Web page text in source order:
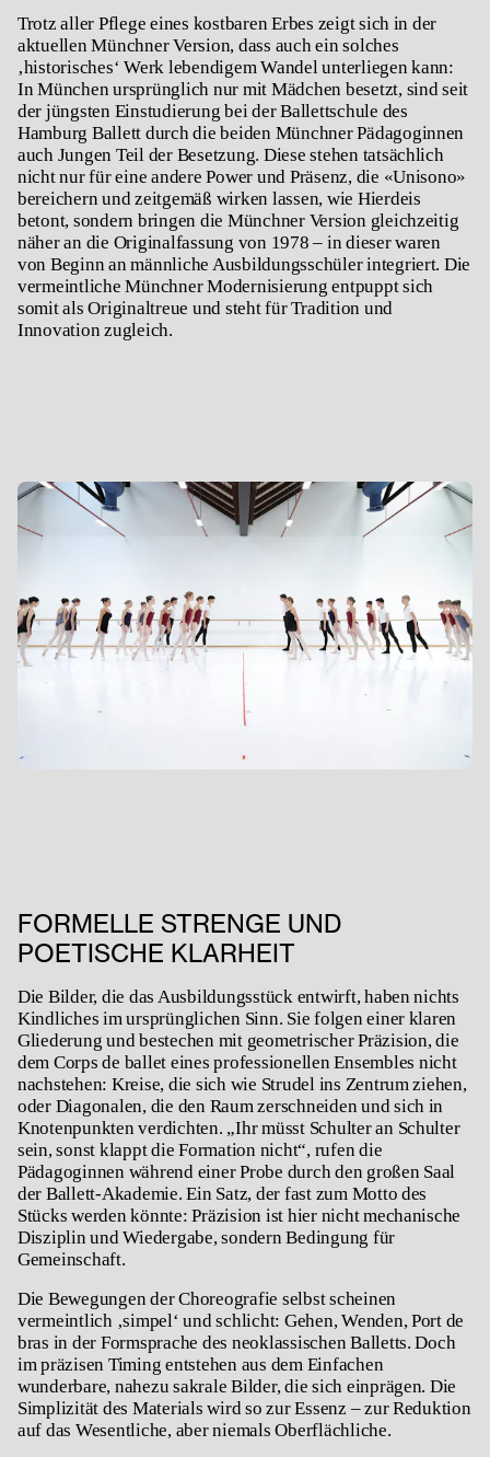
Trotz aller Pflege eines kostbaren Erbes zeigt sich in der
aktuellen Münchner Version, dass auch ein solches
‚historisches‘ Werk lebendigem Wandel unterliegen kann:
In München ursprünglich nur mit Mädchen besetzt, sind seit
der jüngsten Einstudierung bei der Ballettschule des
Hamburg Ballett durch die beiden Münchner Pädagoginnen
auch Jungen Teil der Besetzung. Diese stehen tatsächlich
nicht nur für eine andere Power und Präsenz, die «Unisono»
bereichern und zeitgemäß wirken lassen, wie Hierdeis
betont, sondern bringen die Münchner Version gleichzeitig
näher an die Originalfassung von 1978 – in dieser waren
von Beginn an männliche Ausbildungsschüler integriert. Die
vermeintliche Münchner Modernisierung entpuppt sich
somit als Originaltreue und steht für Tradition und
Innovation zugleich.
FORMELLE STRENGE UND
POETISCHE KLARHEIT
Die Bilder, die das Ausbildungsstück entwirft, haben nichts
Kindliches im ursprünglichen Sinn. Sie folgen einer klaren
Gliederung und bestechen mit geometrischer Präzision, die
dem Corps de ballet eines professionellen Ensembles nicht
nachstehen: Kreise, die sich wie Strudel ins Zentrum ziehen,
oder Diagonalen, die den Raum zerschneiden und sich in
Knotenpunkten verdichten. „Ihr müsst Schulter an Schulter
sein, sonst klappt die Formation nicht“, rufen die
Pädagoginnen während einer Probe durch den großen Saal
der Ballett-Akademie. Ein Satz, der fast zum Motto des
Stücks werden könnte: Präzision ist hier nicht mechanische
Disziplin und Wiedergabe, sondern Bedingung für
Gemeinschaft.
Die Bewegungen der Choreografie selbst scheinen
vermeintlich ‚simpel‘ und schlicht: Gehen, Wenden, Port de
bras in der Formsprache des neoklassischen Balletts. Doch
im präzisen Timing entstehen aus dem Einfachen
wunderbare, nahezu sakrale Bilder, die sich einprägen. Die
Simplizität des Materials wird so zur Essenz – zur Reduktion
auf das Wesentliche, aber niemals Oberflächliche.